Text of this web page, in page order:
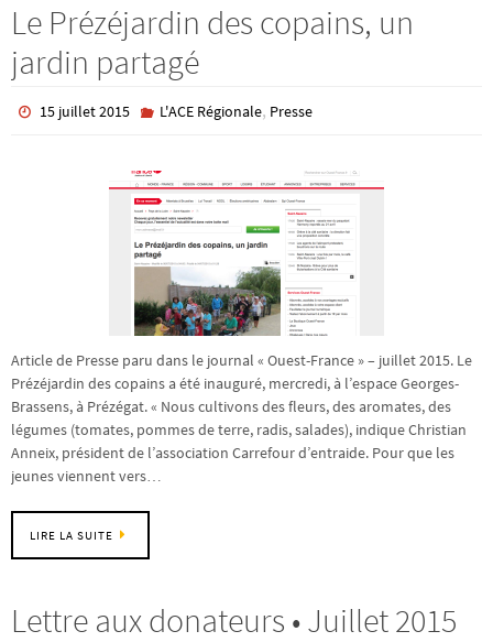
Le Prézéjardin des copains, un
jardin partagé
15 juillet 2015 L'ACE Régionale, Presse
Article de Presse paru dans le journal « Ouest-France » – juillet 2015. Le
Prézéjardin des copains a été inauguré, mercredi, à l’espace Georges-
Brassens, à Prézégat. « Nous cultivons des fleurs, des aromates, des
légumes (tomates, pommes de terre, radis, salades), indique Christian
Anneix, président de l’association Carrefour d’entraide. Pour que les
jeunes viennent vers…
LIRE LA SUITE
Lettre aux donateurs • Juillet 2015